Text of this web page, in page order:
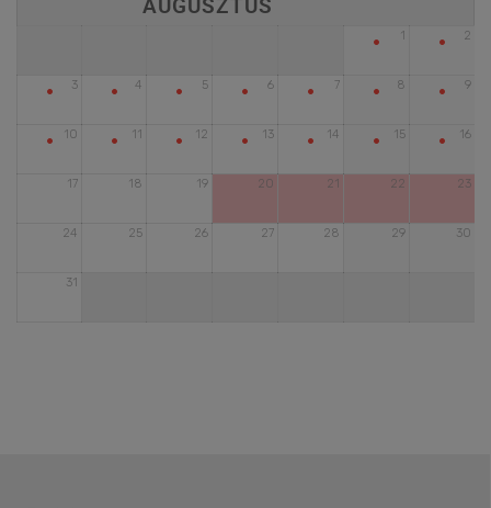
1
• 2
•
3
• 4
• 5
• 6
• 7
• 8
• 9
•
10
• 11
• 12
• 13
• 14
• 15
• 16
•
17 18 19 20 21 22 23
24 25 26 27 28 29 30
31